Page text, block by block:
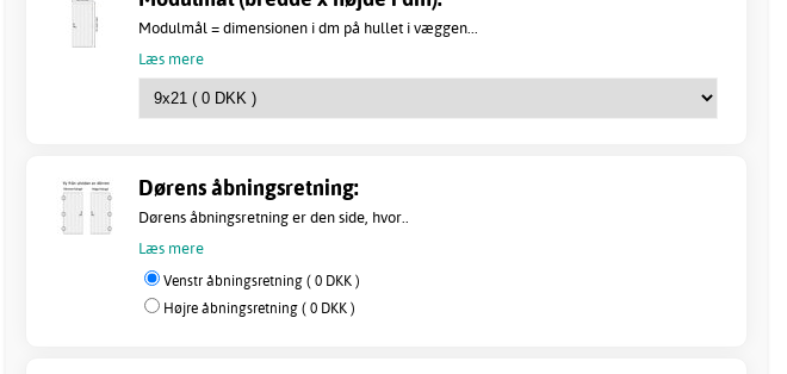
Modulmål = dimensionen i dm på hullet i væggen...
Læs mere
Dørens åbningsretning:
Dørens åbningsretning er den side, hvor..
Læs mere
Venstr åbningsretning ( 0 DKK )
Højre åbningsretning ( 0 DKK )